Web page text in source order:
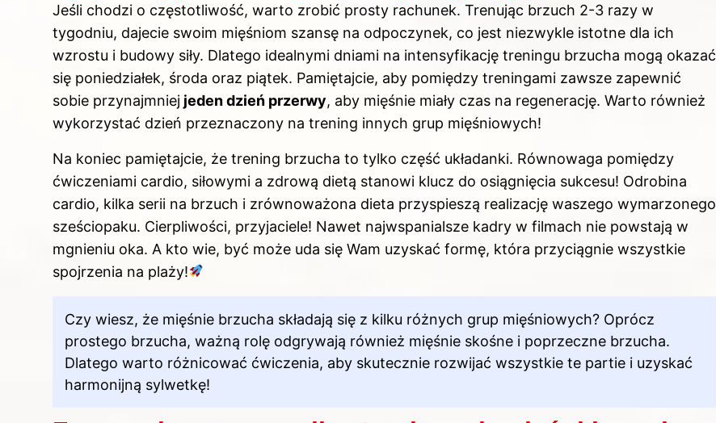
Jeśli chodzi o częstotliwość, warto zrobić prosty rachunek. Trenując brzuch 2-3 razy w
tygodniu, dajecie swoim mięśniom szansę na odpoczynek, co jest niezwykle istotne dla ich
wzrostu i budowy siły. Dlatego idealnymi dniami na intensyfikację treningu brzucha mogą okazać
się poniedziałek, środa oraz piątek. Pamiętajcie, aby pomiędzy treningami zawsze zapewnić
sobie przynajmniej jeden dzień przerwy, aby mięśnie miały czas na regenerację. Warto również
wykorzystać dzień przeznaczony na trening innych grup mięśniowych!
Na koniec pamiętajcie, że trening brzucha to tylko część układanki. Równowaga pomiędzy
ćwiczeniami cardio, siłowymi a zdrową dietą stanowi klucz do osiągnięcia sukcesu! Odrobina
cardio, kilka serii na brzuch i zrównoważona dieta przyspieszą realizację waszego wymarzonego
sześciopaku. Cierpliwości, przyjaciele! Nawet najwspanialsze kadry w filmach nie powstają w
mgnieniu oka. A kto wie, być może uda się Wam uzyskać formę, która przyciągnie wszystkie
spojrzenia na plaży!
Czy wiesz, że mięśnie brzucha składają się z kilku różnych grup mięśniowych? Oprócz
prostego brzucha, ważną rolę odgrywają również mięśnie skośne i poprzeczne brzucha.
Dlatego warto różnicować ćwiczenia, aby skutecznie rozwijać wszystkie te partie i uzyskać
harmonijną sylwetkę!